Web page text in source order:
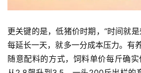
更关键的是，低猪价时期，“时间就
每延长一天，就多一分成本压力。有
随意配料的方式，饲料单价每斤确